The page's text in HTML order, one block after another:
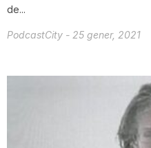
de...
PodcastCity - 25 gener, 2021